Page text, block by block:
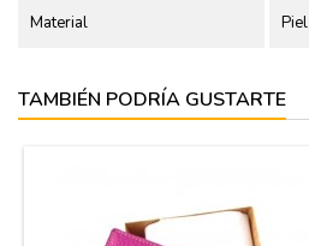
Material Piel
TAMBIÉN PODRÍA GUSTARTE